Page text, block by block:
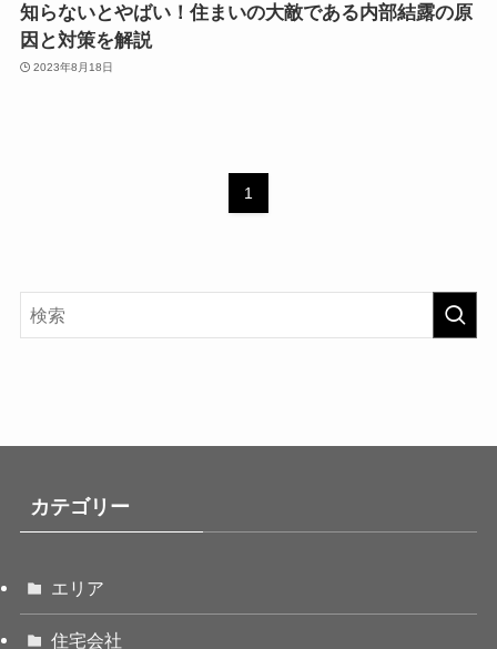
知らないとやばい！住まいの大敵である内部結露の原
因と対策を解説
2023年8月18日
1
カテゴリー
エリア
住宅会社